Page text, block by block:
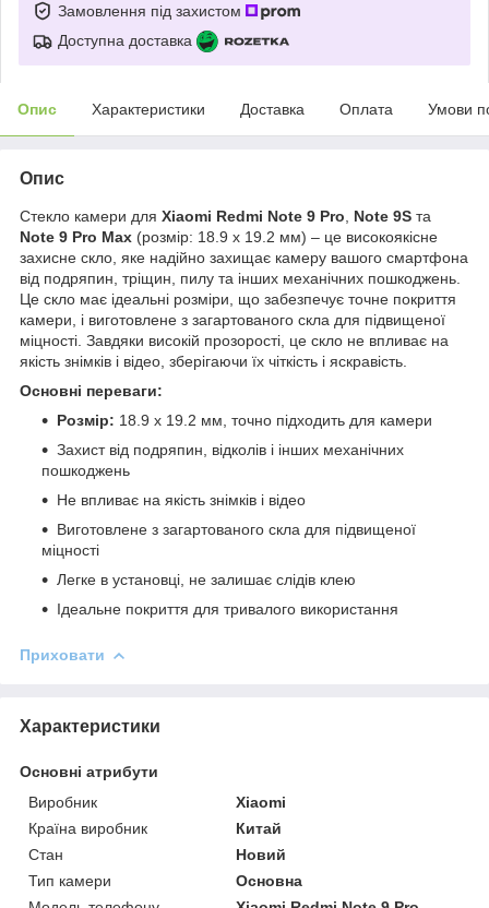
Замовлення під захистом
Доступна доставка
Опис Характеристики Доставка Оплата Умови
Опис
Стекло камери для Xiaomi Redmi Note 9 Pro Note 9S та
Note 9 Pro Max (розмір: 18.9 x 19.2 мм) – це високоякісне
захисне скло, яке надійно захищає камеру вашого смартфона
від подряпин, тріщин, пилу та інших механічних пошкоджень.
Це скло має ідеальні розміри, що забезпечує точне покриття
камери, і виготовлене з загартованого скла для підвищеної
міцності. Завдяки високій прозорості, це скло не впливає на
якість знімків і відео, зберігаючи їх чіткість і яскравість.
Основні переваги:
Розмір: 18.9 x 19.2 мм, точно підходить для камери
Захист від подряпин, відколів і інших механічних
пошкоджень
Не впливає на якість знімків і відео
Виготовлене з загартованого скла для підвищеної
міцності
Легке в установці, не залишає слідів клею
Ідеальне покриття для тривалого використання
Приховати
Характеристики
Основні атрибути
Виробник
Xiaomi
Країна виробник
Китай
Стан
Новий
Тип камери
Основна